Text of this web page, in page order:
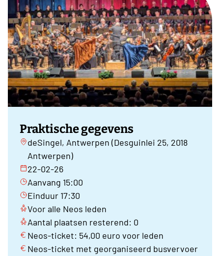
Praktische gegevens
deSingel, Antwerpen (Desguinlei 25, 2018
Antwerpen)
22-02-26
Aanvang 15:00
Einduur 17:30
Voor alle Neos leden
Aantal plaatsen resterend: 0
Neos-ticket: 54,00 euro voor leden
Neos-ticket met georganiseerd busvervoer